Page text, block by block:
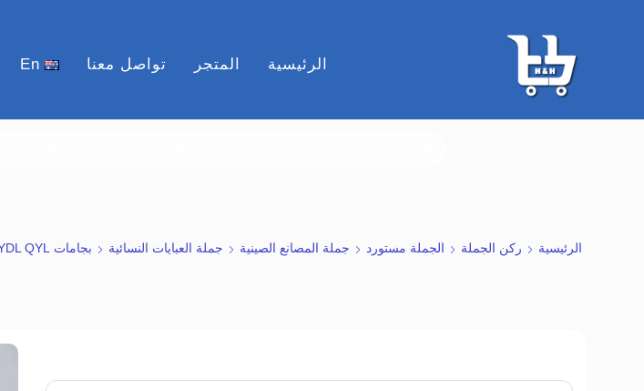
الرئيسية المتجر تواصل معنا En
الرئيسية ركن الجملة الجملة مستورد جملة المصانع الصينية جملة العبايات النسائية بجامات QYDL QYL